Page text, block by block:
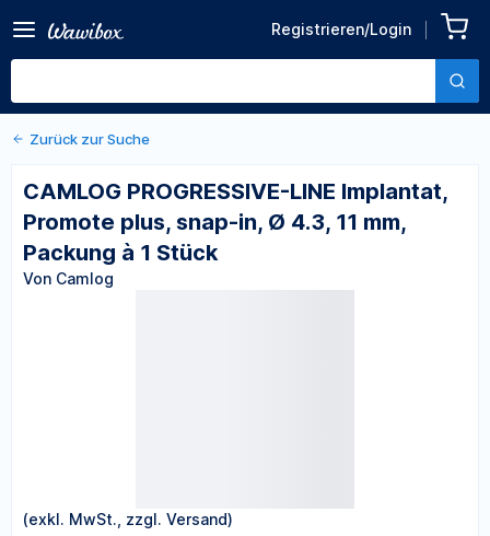
Registrieren/Login
LINE Implantat, Promote
plus, snap-in, Ø 4.3, 11 mm,
Von Camlog
Zurück zu den Produktdetails
Zurück zur Suche
CAMLOG PROGRESSIVE-LINE Implantat,
Promote plus, snap-in, Ø 4.3, 11 mm,
Packung à 1 Stück
Von Camlog
(exkl. MwSt., zzgl. Versand)